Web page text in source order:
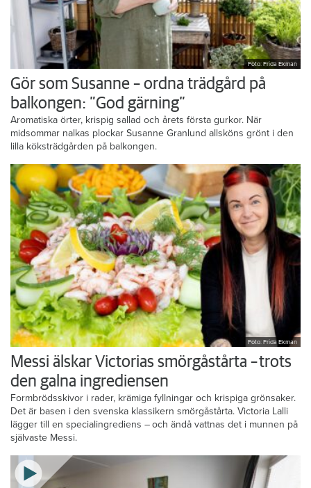
Foto: Frida Ekman
Gör som Susanne – ordna trädgård på
balkongen: ”God gärning”
Aromatiska örter, krispig sallad och årets första gurkor. När
midsommar nalkas plockar Susanne Granlund allsköns grönt i den
lilla köksträdgården på balkongen.
Foto: Frida Ekman
Messi älskar Victorias smörgåstårta – trots
den galna ingrediensen
Formbrödsskivor i rader, krämiga fyllningar och krispiga grönsaker.
Det är basen i den svenska klassikern smörgåstårta. Victoria Lalli
lägger till en specialingrediens – och ändå vattnas det i munnen på
självaste Messi.